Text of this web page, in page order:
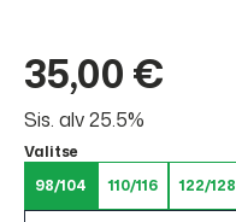
35,00 €
Sis. alv 25.5%
Valitse
98/104
110/116 122/128